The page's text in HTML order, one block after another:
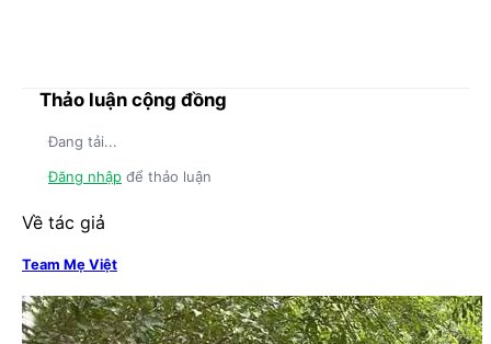
Thảo luận cộng đồng
Đang tải...
Đăng nhập để thảo luận
Về tác giả
Team Mẹ Việt